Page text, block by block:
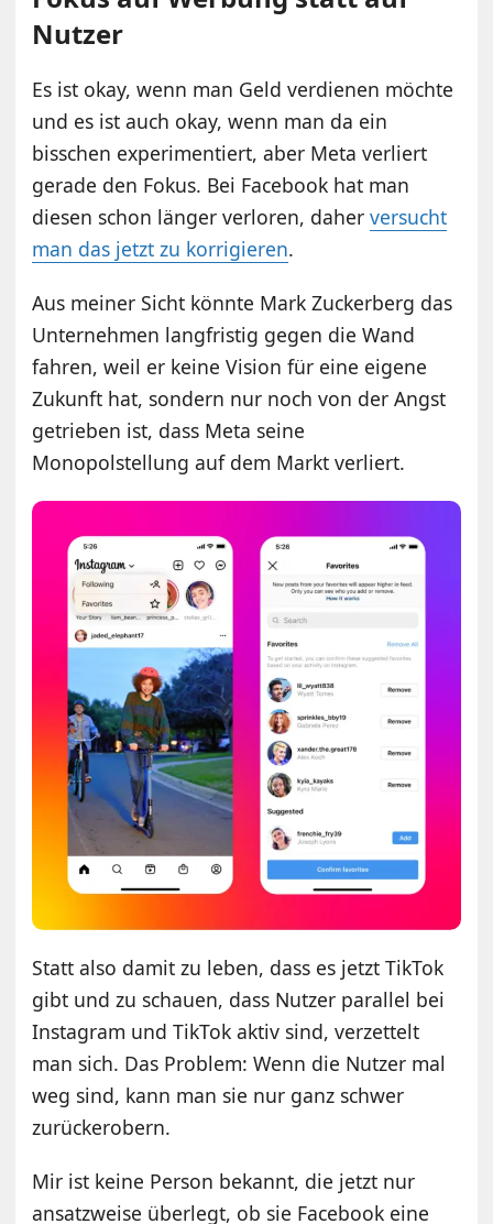
Nutzer
Es ist okay, wenn man Geld verdienen möchte
und es ist auch okay, wenn man da ein
bisschen experimentiert, aber Meta verliert
gerade den Fokus. Bei Facebook hat man
diesen schon länger verloren, daherversucht
man das jetzt zu korrigieren.
Aus meiner Sicht könnte Mark Zuckerberg das
Unternehmen langfristig gegen die Wand
fahren, weil er keine Vision für eine eigene
Zukunft hat, sondern nur noch von der Angst
getrieben ist, dass Meta seine
Monopolstellung auf dem Markt verliert.
Statt also damit zu leben, dass es jetzt TikTok
gibt und zu schauen, dass Nutzer parallel bei
Instagram und TikTok aktiv sind, verzettelt
man sich. Das Problem: Wenn die Nutzer mal
weg sind, kann man sie nur ganz schwer
zurückerobern.
Mir ist keine Person bekannt, die jetzt nur
ansatzweise überlegt, ob sie Facebook eine